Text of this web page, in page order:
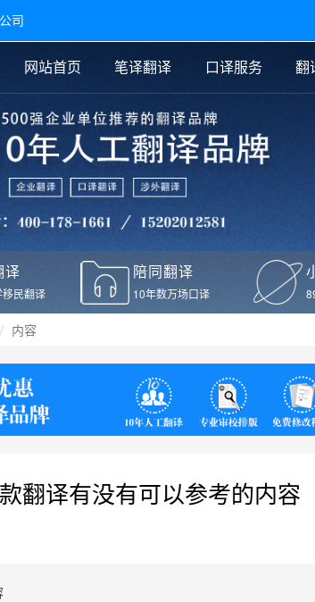
司
网站首页 笔译翻译
医学翻译 法律翻译 说明书翻译
口译服务
交替传译 同声传译
翻
老挝语翻译 泰语翻译
葡萄牙语翻译
签证材料翻译
银行流水翻译
驾照翻译
疫苗本翻译
新冠疫苗接种证明翻译
核酸检测报告翻译
核酸检测报告英文版翻
译
证件翻译报价
签证翻译
口译新闻
译
民翻译
陪同翻译
10年数万场口译
内容
翻译有没有可以参考的内容